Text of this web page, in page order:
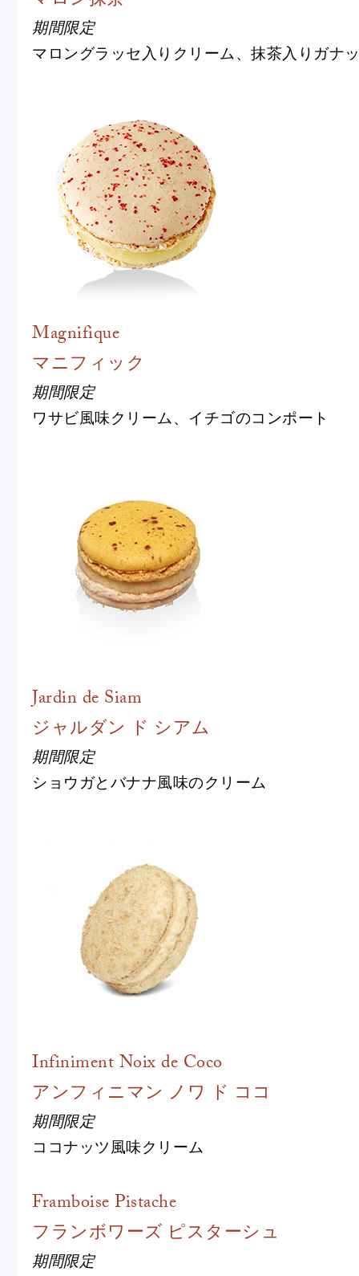
ロン
「ヴルーテ」販売のお知らせ
ピエール・エルメ・パリ
Notre Maison
ピエール・エルメについて
国内ブティック一覧
ショッピングバッグ
期間限定
マロングラッセ入りクリーム、抹茶入りガナ
Magnifique
マニフィック
期間限定
ワサビ風味クリーム、イチゴのコンポート
Jardin de Siam
ジャルダン ド シアム
期間限定
ショウガとバナナ風味のクリーム
Infiniment Noix de Coco
アンフィニマン ノワ ド ココ
期間限定
ココナッツ風味クリーム
Framboise Pistache
フランボワーズ ピスターシュ
期間限定